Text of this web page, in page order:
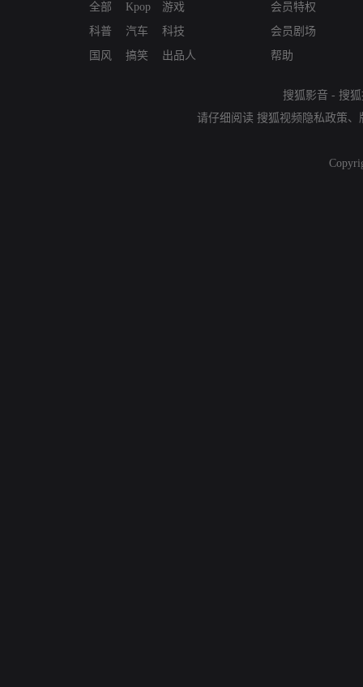
全部
科普
国风
Kpop
汽车
搞笑
游戏
科技
出品人
会员特权
会员剧场
帮助
搜狐影音 - 搜
请仔细阅读 搜狐视频隐私政策、